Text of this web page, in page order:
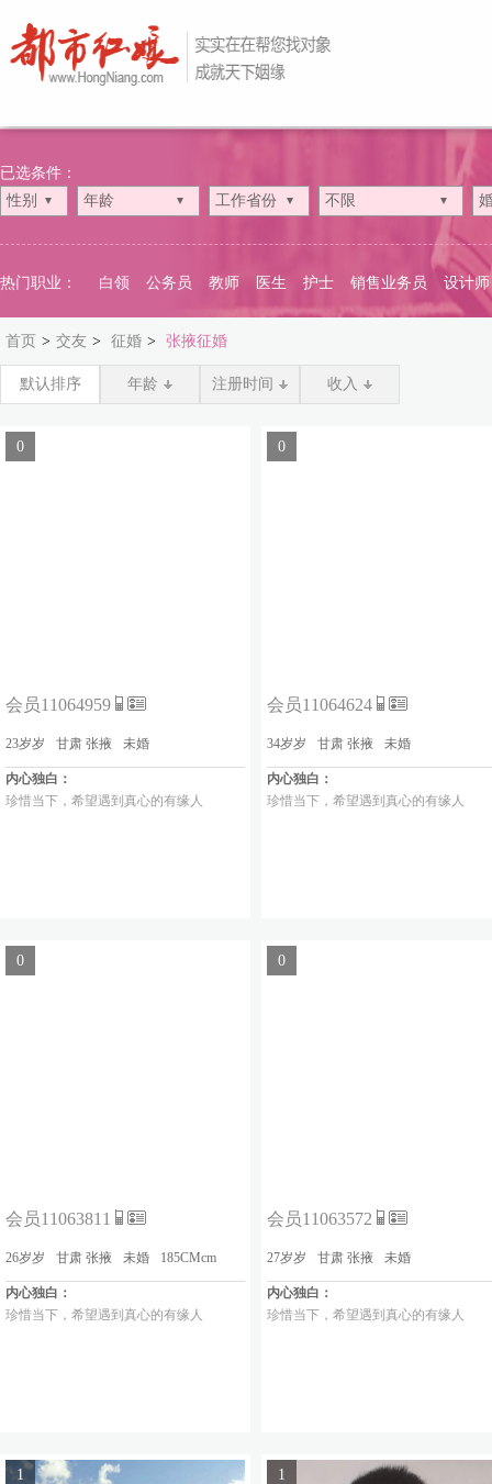
已选条件：
性别
年龄 工作省份 不限
热门职业： 白领 公务员 教师 医生 护士 销售业务员 设计师
首页 > 交友 > 征婚 > 张掖征婚
默认排序 年龄 注册时间 收入
0
会员11064959
23岁岁 甘肃 张掖 未婚
内心独白：
珍惜当下，希望遇到真心的有缘人
0
会员11064624
34岁岁 甘肃 张掖 未婚
内心独白：
珍惜当下，希望遇到真心的有缘人
0
会员11063811
26岁岁 甘肃 张掖 未婚 185CMcm
内心独白：
珍惜当下，希望遇到真心的有缘人
0
会员11063572
27岁岁 甘肃 张掖 未婚
内心独白：
珍惜当下，希望遇到真心的有缘人
1 1